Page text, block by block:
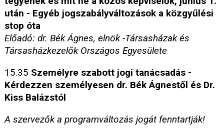
után - Egyéb jogszabályváltozások a közgyűlési
stop óta
Előadó: dr. Bék Ágnes, elnök -Társasházak és
Társasházkezelők Országos Egyesülete
15.35 Személyre szabott jogi tanácsadás -
Kérdezzen személyesen dr. Bék Ágnestől és Dr.
Kiss Balázstól
A szervezők a programváltozás jogát fenntartják!